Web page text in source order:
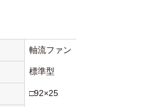
軸流ファン
標準型
□92×25